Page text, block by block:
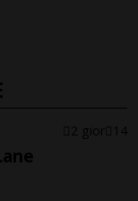
2 gior 14